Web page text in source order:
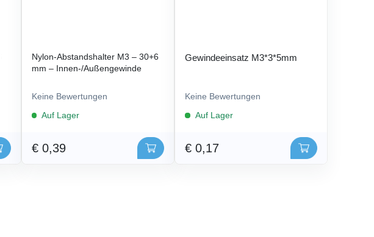
Nylon-Abstandshalter M3 – 30+6
mm – Innen-/Außengewinde
Keine Bewertungen
Auf Lager
€ 0,39
Gewindeeinsatz M3*3*5mm
Keine Bewertungen
Auf Lager
€ 0,17